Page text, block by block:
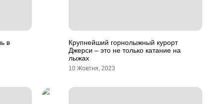
в
Крупнейший горнолыжный курорт
Джерси – это не только катание на
лыжах
10 Жовтня, 2023